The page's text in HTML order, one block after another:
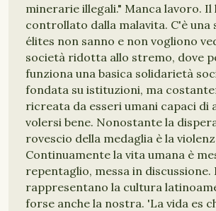
minerarie illegali." Manca lavoro.
controllato dalla malavita. C'è una
élites non sanno e non vogliono
società ridotta allo stremo, dove
funziona una basica solidarietà
fondata su istituzioni, ma
ricreata da esseri umani capaci di
volersi bene. Nonostante la
rovescio della medaglia è la
Continuamente la vita umana è
repentaglio, messa in discussione.
rappresentano la cultura
forse anche la nostra. 'La vida es